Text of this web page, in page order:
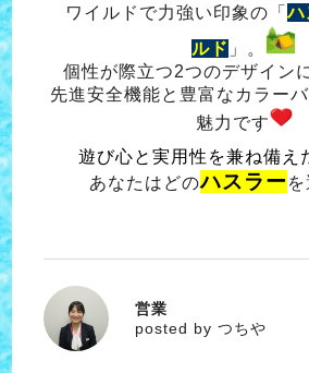
ワイルドで力強い印象の「ハ
ルド 」。
個性が際立つ2つのデザイン
先進安全機能と豊富なカラー
魅力です
遊び心と実用性を兼ね備え
あなたはどのハスラー
つちや
営業
posted by つちや